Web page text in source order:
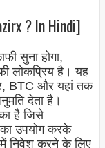
? In Hindi]
सुना होगा,
लोकप्रिय है। यह
BTC और यहां तक
देता है।
है जिसे
उपयोग करके
निवेश करने के लिए